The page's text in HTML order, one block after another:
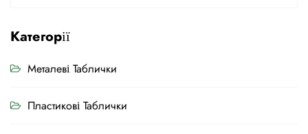
Категорії
Металеві Таблички
Пластикові Таблички